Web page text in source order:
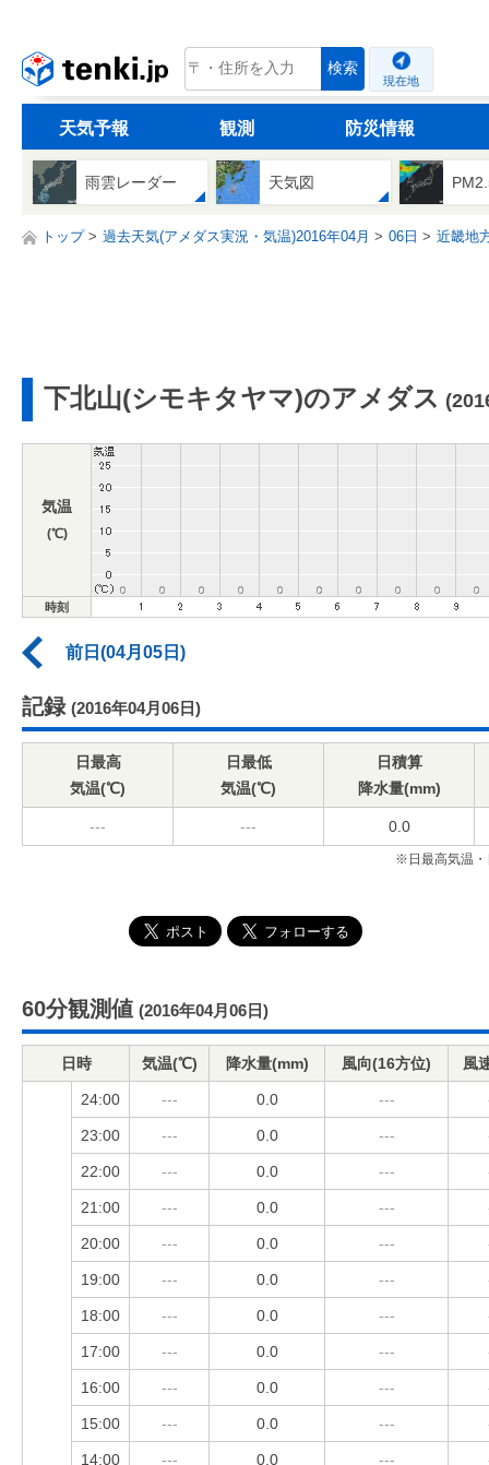
tenki.jp 検索
現在地
天気予報 観測 防災情報
雨雲レーダー 天気図
トップ 過去天気(アメダス実況・気温)2016年04月 06日 近畿地
下北山(シモキタヤマ)のアメダス
気温
(℃)
時刻
前日(04月05日)
記録 (2016年04月06日)
日最高
気温(℃)
日最低
気温(℃)
日積算
降水量(mm)
--- --- 0.0
※日最高気温・
60分観測値 (2016年04月06日)
日時 気温(℃) 降水量(mm) 風向(16方位) 風
24:00 --- 0.0 ---
23:00 --- 0.0 ---
22:00 --- 0.0 ---
21:00 --- 0.0 ---
20:00 --- 0.0 ---
19:00 --- 0.0 ---
18:00 --- 0.0 ---
17:00 --- 0.0 ---
16:00 --- 0.0 ---
15:00 --- 0.0 ---
14:00 --- 0.0 ---